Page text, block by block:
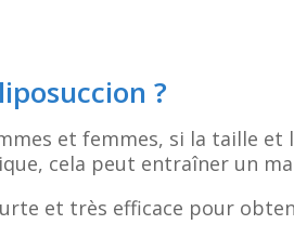
?
et femmes, si la taille
cela peut entraîner un
et très efficace pour